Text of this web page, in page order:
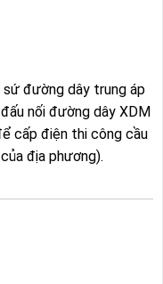
đường dây trung áp
nối đường dây XDM
cấp điện thi công cầu
địa phương).